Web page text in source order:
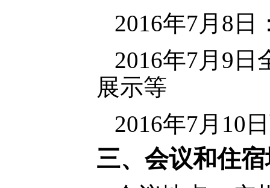
2016年7月 8 日
2016年7月 9 日
展示等
2016年7月 10
三、会议和住